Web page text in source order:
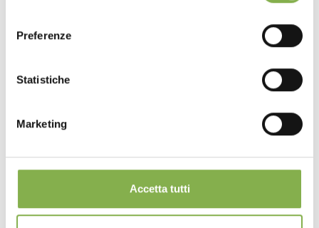
Preferenze
Statistiche
Marketing
Accetta tutti